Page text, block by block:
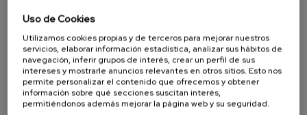
Profesionales
Organiza
Uso de Cookies
Utilizamos cookies propias y de terceros para mejorar nuestros
servicios, elaborar información estadística, analizar sus hábitos de
navegación, inferir grupos de interés, crear un perfil de sus
intereses y mostrarle anuncios relevantes en otros sitios. Esto nos
permite personalizar el contenido que ofrecemos y obtener
información sobre qué secciones suscitan interés,
permitiéndonos además mejorar la página web y su seguridad.